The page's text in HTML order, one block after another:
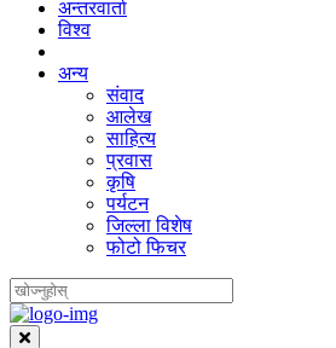
अन्तरवार्ता
विश्व
अन्य
संवाद
आलेख
साहित्य
प्रवास
कृषि
पर्यटन
जिल्ला विशेष
फोटो फिचर